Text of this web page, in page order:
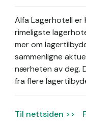
Alfa Lagerhotell
rimeligste
mer om
sammenligne
nærheten av deg.
fra flere
Til nettsiden >>